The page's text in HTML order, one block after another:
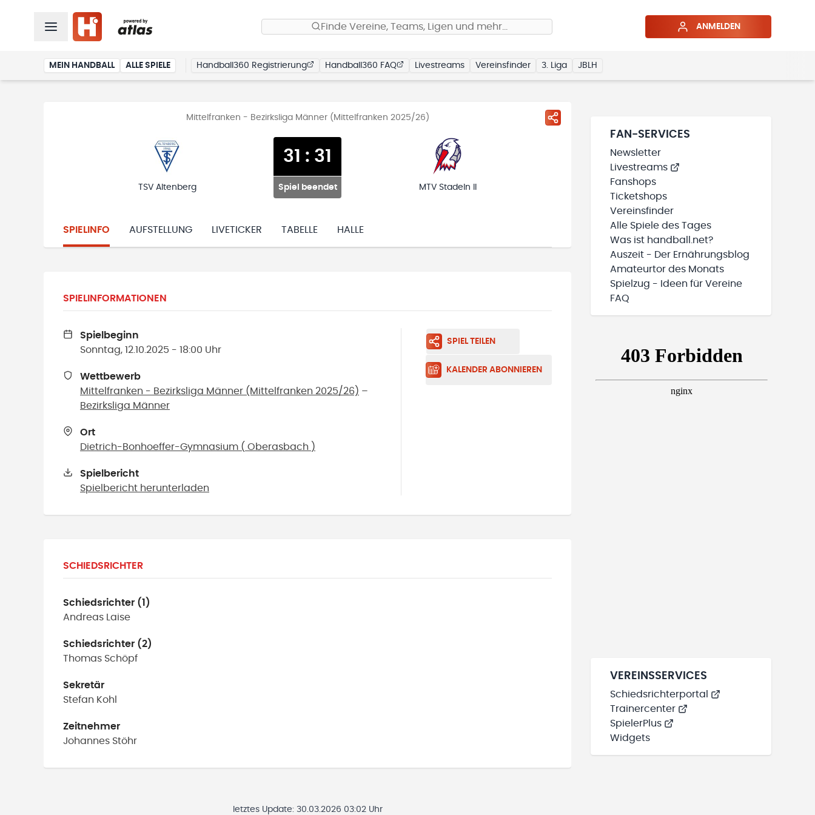
Finde Vereine, Teams, Ligen und mehr… ANMELDEN
MEIN HANDBALL ALLE SPIELE Handball360 Registrierung Handball360 FAQ Livestreams Vereinsfinder 3. Liga JBLH
Mittelfranken - Bezirksliga Männer (Mittelfranken 2025/26)
TSV Altenberg
31 : 31
Spiel beendet MTV Stadeln II
SPIELINFO AUFSTELLUNG LIVETICKER TABELLE HALLE
SPIELINFORMATIONEN
Spielbeginn
Sonntag, 12.10.2025 - 18:00 Uhr
Wettbewerb
Mittelfranken - Bezirksliga Männer (Mittelfranken 2025/26) –
Bezirksliga Männer
Ort
Dietrich-Bonhoeffer-Gymnasium ( Oberasbach )
Spielbericht
Spielbericht herunterladen
SPIEL TEILEN
KALENDER ABONNIEREN
SCHIEDSRICHTER
Schiedsrichter (1)
Andreas
Laise
Schiedsrichter (2)
Thomas Schöpf
Sekretär
Stefan Kohl
Zeitnehmer
Johannes Stöhr
letztes Update: 30.03.2026 03:02 Uhr
FAN-SERVICES
Newsletter
Livestreams
Fanshops
Ticketshops
Vereinsfinder
Alle Spiele des Tages
Was ist handball.net?
Auszeit - Der Ernährungsblog
Amateurtor des Monats
Spielzug - Ideen für Vereine
FAQ
VEREINSSERVICES
Schiedsrichterportal
Trainercenter
SpielerPlus
Widgets